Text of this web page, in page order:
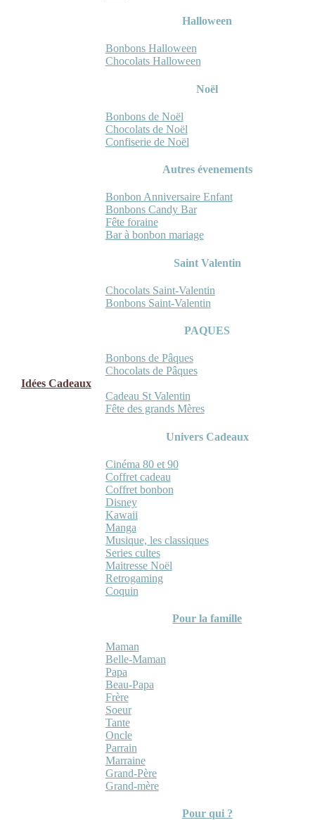
Halloween
Bonbons Halloween
Chocolats Halloween
Noël
Bonbons de Noël
Chocolats de Noël
Confiserie de Noël
Autres évenements
Bonbon Anniversaire Enfant
Bonbons Candy Bar
Fête foraine
Bar à bonbon mariage
Saint Valentin
Chocolats Saint-Valentin
Bonbons Saint-Valentin
PAQUES
Bonbons de Pâques
Chocolats de Pâques
Idées Cadeaux
Cadeau St Valentin
Fête des grands Mères
Univers Cadeaux
Cinéma 80 et 90
Coffret cadeau
Coffret bonbon
Disney
Kawaii
Manga
Musique, les classiques
Series cultes
Maitresse Noël
Retrogaming
Coquin
Pour la famille
Maman
Belle-Maman
Papa
Beau-Papa
Frère
Soeur
Tante
Oncle
Parrain
Marraine
Grand-Père
Grand-mère
Pour qui ?